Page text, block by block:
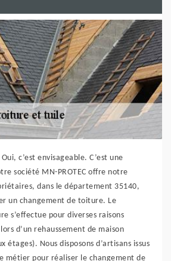
c’est envisageable. C’est une
société MN-PROTEC offre notre
dans le département 35140,
un changement de toiture. Le
s’effectue pour diverses raisons
d’un rehaussement de maison
étages). Nous disposons d’artisans issus
métier pour réaliser le changement de